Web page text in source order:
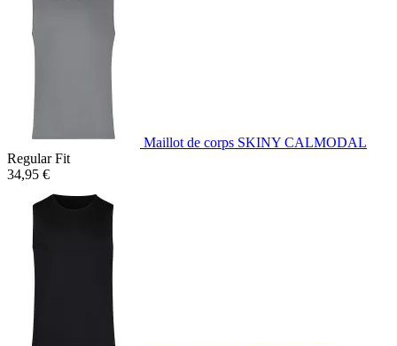
Maillot de corps SKINY CALMODAL
Regular Fit
34,95 €